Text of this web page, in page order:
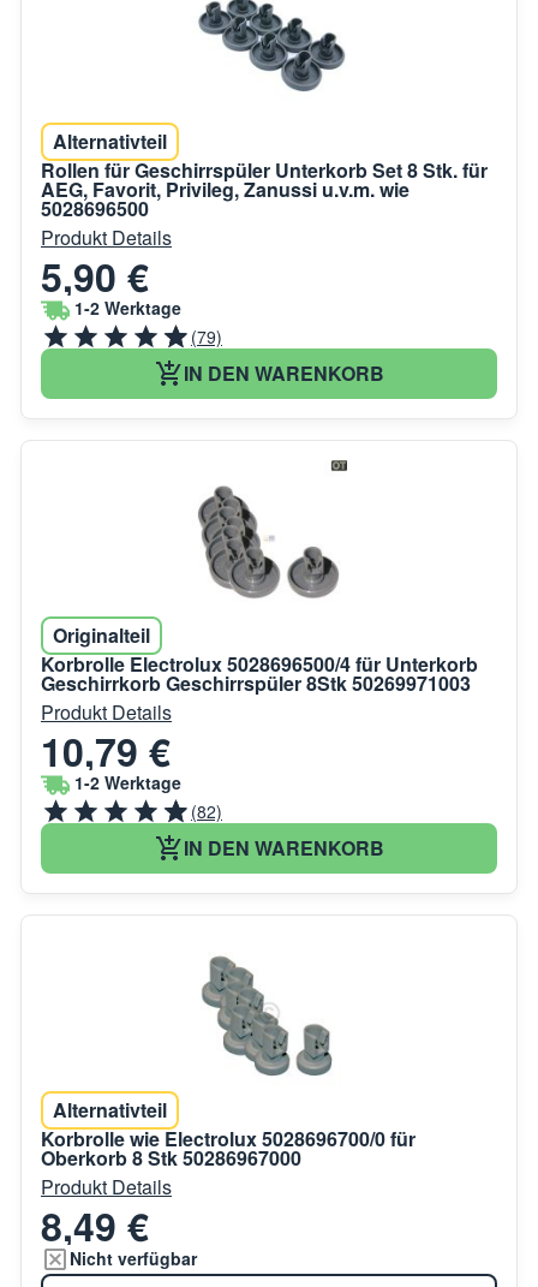
Alternativteil
Rollen für Geschirrspüler Unterkorb Set 8 Stk. für
AEG, Favorit, Privileg, Zanussi u.v.m. wie
5028696500
Produkt Details
5,90 €
1-2 Werktage
(79)
IN DEN WARENKORB
Originalteil
Korbrolle Electrolux 5028696500/4 für Unterkorb
Geschirrkorb Geschirrspüler 8Stk 50269971003
Produkt Details
10,79 €
1-2 Werktage
(82)
IN DEN WARENKORB
Alternativteil
Korbrolle wie Electrolux 5028696700/0 für
Oberkorb 8 Stk 50286967000
Produkt Details
8,49 €
Nicht verfügbar